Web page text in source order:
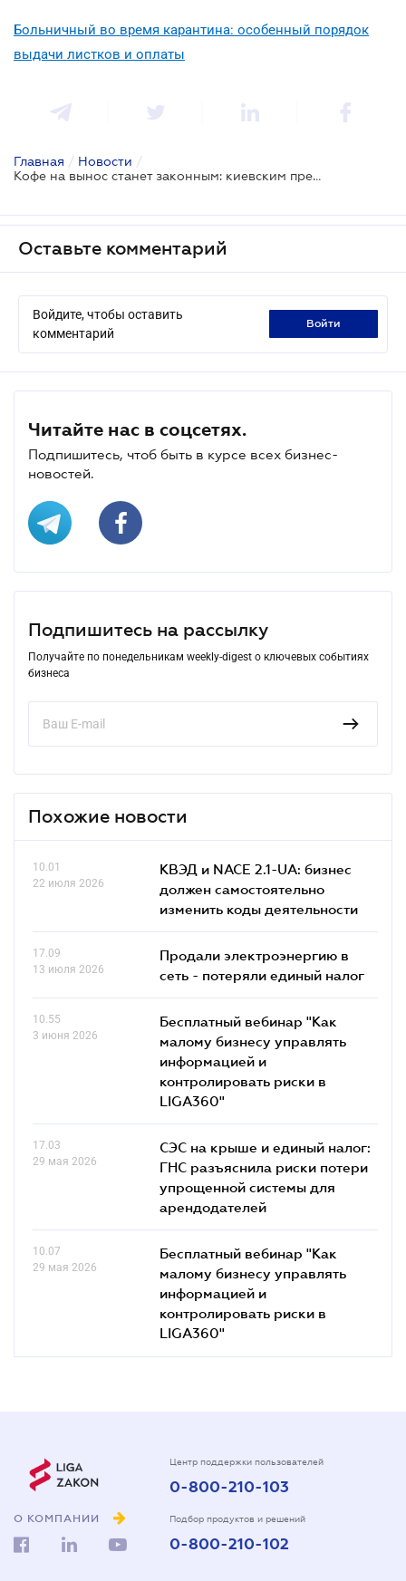
Больничный во время карантина: особенный порядок
выдачи листков и оплаты
Главная / Новости /
Кофе на вынос станет законным: киевским предпринимателям послабляют карантин
Оставьте комментарий
Войдите, чтобы оставить
комментарий
войти
Читайте нас в соцсетях.
Подпишитесь, чтоб быть в курсе всех бизнес-
новостей.
Подпишитесь на рассылку
Получайте по понедельникам weekly-digest о ключевых событиях
бизнеса
Похожие новости
10.01
22 июля 2026
КВЭД и NACE 2.1-UA: бизнес
должен самостоятельно
изменить коды деятельности
17.09
13 июля 2026
Продали электроэнергию в
сеть - потеряли единый налог
10.55
3 июня 2026
Бесплатный вебинар "Как
малому бизнесу управлять
информацией и
контролировать риски в
LIGA360"
17.03
29 мая 2026
СЭС на крыше и единый налог:
ГНС разъяснила риски потери
упрощенной системы для
арендодателей
10.07
29 мая 2026
Бесплатный вебинар "Как
малому бизнесу управлять
информацией и
контролировать риски в
LIGA360"
О КОМПАНИИ
Центр поддержки пользователей
0-800-210-103
Подбор продуктов и решений
0-800-210-102